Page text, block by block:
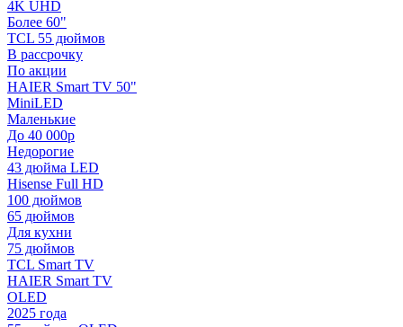
4K UHD
Более 60"
TCL 55 дюймов
В рассрочку
По акции
HAIER Smart TV 50"
MiniLED
Маленькие
До 40 000р
Недорогие
43 дюйма LED
Hisense Full HD
100 дюймов
65 дюймов
Для кухни
75 дюймов
TCL Smart TV
HAIER Smart TV
OLED
2025 года